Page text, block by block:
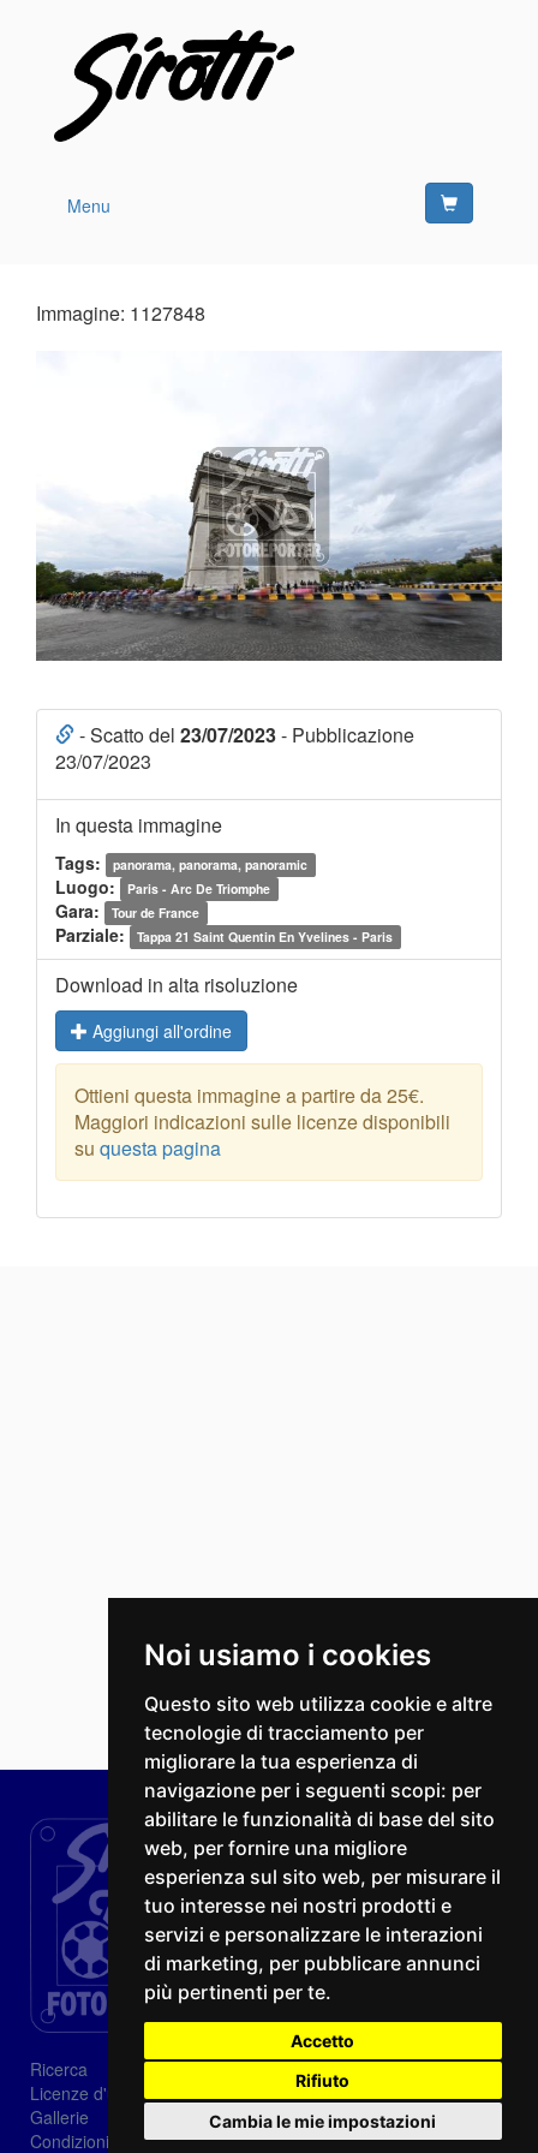
Noi usiamo i cookies
Questo sito web utilizza cookie e altre
tecnologie di tracciamento per
migliorare la tua esperienza di
navigazione per i seguenti scopi: per
abilitare le funzionalità di base del sito
web, per fornire una migliore
esperienza sul sito web, per misurare il
tuo interesse nei nostri prodotti e
servizi e personalizzare le interazioni
di marketing, per pubblicare annunci
più pertinenti per te.
Accetto
Rifiuto
Cambia le mie impostazioni
Menu
Immagine: 1127848
- Scatto del 23/07/2023- Pubblicazione
23/07/2023
In questa immagine
Tags: panorama, panorama, panoramic
Luogo: Paris - Arc De Triomphe
Gara: Tour de France
Parziale: Tappa 21 Saint Quentin En Yvelines - Paris
Download in alta risoluzione
Aggiungi all'ordine
Ottieni questa immagine a partire da 25€.
Maggiori indicazioni sulle licenze disponibili
su questa pagina
Ricerca
Licenze d'utilizzo
Gallerie
Condizioni di vendita